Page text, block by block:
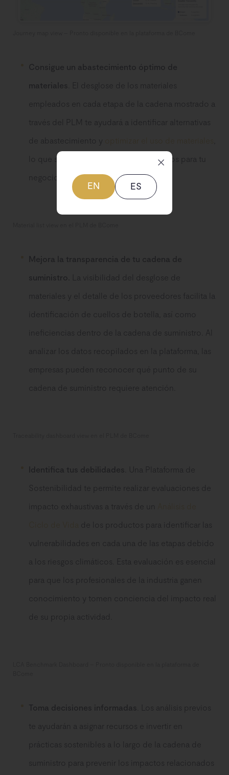
Consigue un abastecimiento óptimo de
materiales
. El desglose de los materiales
empleados en cada etapa de la cadena mostrado a
través del PLM te ayudará a identificar alternativas
de abastecimiento y
lo que se traduce en importantes ahorros para tu
negocio.
Mejora la transparencia de tu cadena de
suministro.
La visibilidad del desglose de
materiales y el detalle de los proveedores facilita la
identificación de cuellos de botella, así como
ineficiencias dentro de la cadena de suministro. Al
analizar los datos recopilados en la plataforma, las
empresas pueden reconocer qué punto de su
cadena de suministro requiere atención.
Identifica tus debilidades
. Una Plataforma de
Sostenibilidad te permite realizar evaluaciones de
impacto exhaustivas a través de un
de los productos para identificar las
vulnerabilidades en cada una de las etapas debido
a los riesgos climáticos. Esta evaluación es esencial
para que los profesionales de la industria ganen
conocimiento y tomen conciencia del impacto real
de su propia actividad.
Toma decisiones informadas
. Los análisis previos
te ayudarán a asignar recursos e invertir en
prácticas sostenibles a lo largo de la cadena de
suministro para prevenir los impactos relacionados
EN ES